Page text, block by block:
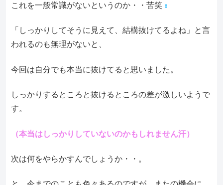
これを一般常識がないというのか・・苦笑
「しっかりしてそうに見えて、結構抜けてるよね」と言
われるのも無理がないと、
今回は自分でも本当に抜けてると思いました。
しっかりするところと抜けるところの差が激しいようで
す。
（本当はしっかりしていないのかもしれません汗）
次は何をやらかすんでしょうか・・。